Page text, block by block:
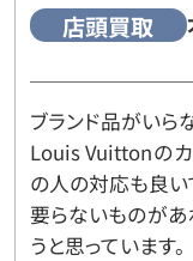
店頭買取
ブランド品がいら
Louis Vuittonの
の人の対応も良い
要らないものがあ
うと思っています。